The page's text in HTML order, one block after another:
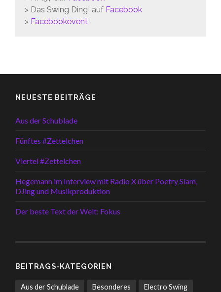
> Das Swing Ding! auf Facebook
> Facebookevent
NEUESTE BEITRÄGE
Aus der Schublade
Fünftes #Zettelchen
Viertel #Zettelchen
Hegemann im Interview mit Radio X über Poetry Slam,
DJing und Musikproduktion
Der beste Text der Welt: Fokus
BEITRAGS-KATEGORIEN
Aus der Schublade Besonderes Electro Swing